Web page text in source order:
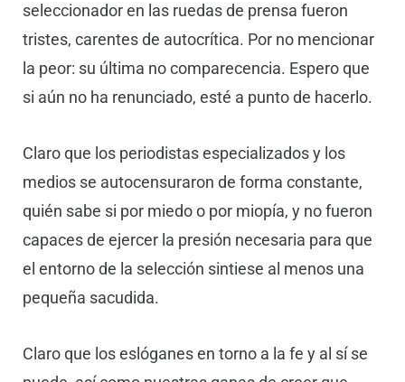
seleccionador en las ruedas de prensa fueron
tristes, carentes de autocrítica. Por no mencionar
la peor: su última no comparecencia. Espero que
si aún no ha renunciado, esté a punto de hacerlo.
Claro que los periodistas especializados y los
medios se autocensuraron de forma constante,
quién sabe si por miedo o por miopía, y no fueron
capaces de ejercer la presión necesaria para que
el entorno de la selección sintiese al menos una
pequeña sacudida.
Claro que los eslóganes en torno a la fe y al sí se